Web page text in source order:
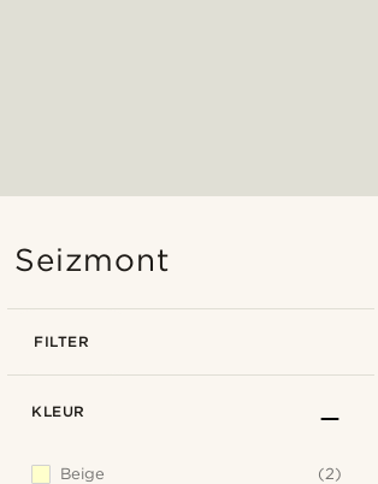
Seizmont
FILTER
KLEUR
Beige
(2)